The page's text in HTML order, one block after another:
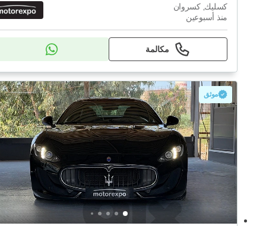
كسليك, كسروان
منذ أسبوعين
مكالمة
موثق